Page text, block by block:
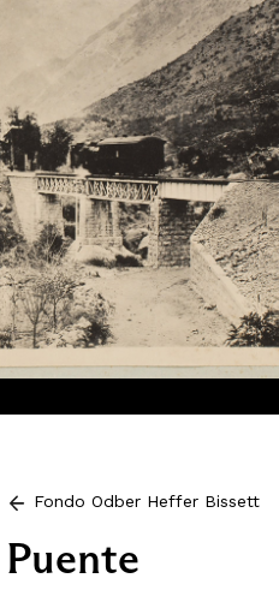
Fondo Odber Heffer Bissett
Puente